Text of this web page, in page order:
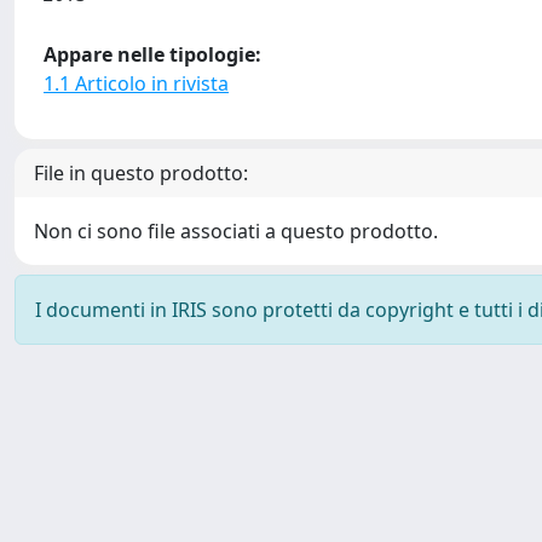
Appare nelle tipologie:
1.1 Articolo in rivista
File in questo prodotto:
Non ci sono file associati a questo prodotto.
I documenti in IRIS sono protetti da copyright e tutti i